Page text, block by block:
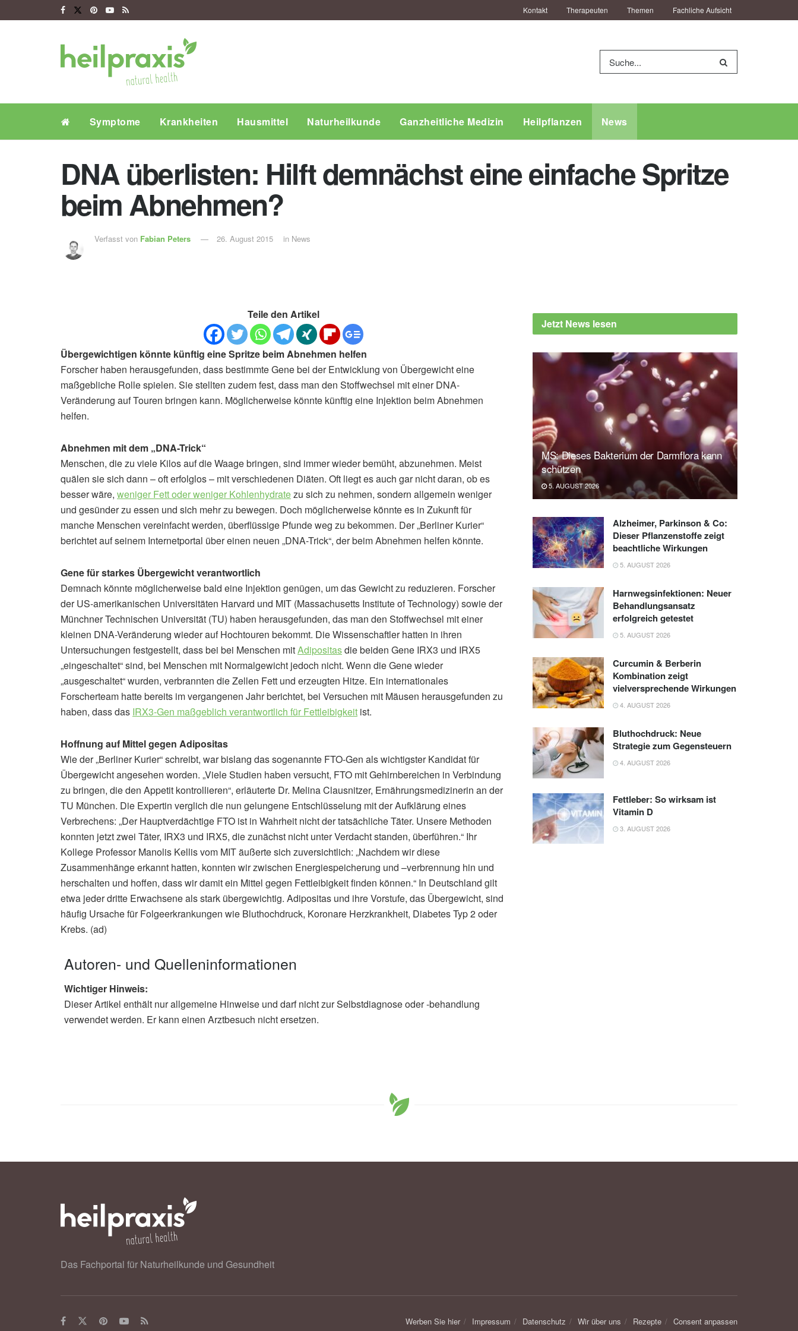
Kontakt Therapeuten Themen Fachliche Aufsicht
Symptome Krankheiten Hausmittel Naturheilkunde Ganzheitliche Medizin Heilpflanzen News
DNA überlisten: Hilft demnächst eine einfache Spritze
beim Abnehmen?
Verfasst von Fabian Peters 26. August 2015 in News
Teile den Artikel
Übergewichtigen könnte künftig eine Spritze beim Abnehmen helfen
Forscher haben herausgefunden, dass bestimmte Gene bei der Entwicklung von Übergewicht eine
maßgebliche Rolle spielen. Sie stellten zudem fest, dass man den Stoffwechsel mit einer DNA-
Veränderung auf Touren bringen kann. Möglicherweise könnte künftig eine Injektion beim Abnehmen
helfen.
Abnehmen mit dem „DNA-Trick“
Menschen, die zu viele Kilos auf die Waage bringen, sind immer wieder bemüht, abzunehmen. Meist
quälen sie sich dann – oft erfolglos – mit verschiedenen Diäten. Oft liegt es auch gar nicht daran, ob es
besser wäre, weniger Fett oder weniger Kohlenhydratezu sich zu nehmen, sondern allgemein weniger
und gesünder zu essen und sich mehr zu bewegen. Doch möglicherweise könnte es in Zukunft für
manche Menschen vereinfacht werden, überflüssige Pfunde weg zu bekommen. Der „Berliner Kurier“
berichtet auf seinem Internetportal über einen neuen „DNA-Trick“, der beim Abnehmen helfen könnte.
Gene für starkes Übergewicht verantwortlich
Demnach könnte möglicherweise bald eine Injektion genügen, um das Gewicht zu reduzieren. Forscher
der US-amerikanischen Universitäten Harvard und MIT (Massachusetts Institute of Technology) sowie der
Münchner Technischen Universität (TU) haben herausgefunden, das man den Stoffwechsel mit einer
kleinen DNA-Veränderung wieder auf Hochtouren bekommt. Die Wissenschaftler hatten in ihren
Untersuchungen festgestellt, dass bei bei Menschen mitAdipositasdie beiden Gene IRX3 und IRX5
„eingeschaltet“ sind, bei Menschen mit Normalgewicht jedoch nicht. Wenn die Gene wieder
„ausgeschaltet“ wurden, verbrannten die Zellen Fett und erzeugten Hitze. Ein internationales
Forscherteam hatte bereits im vergangenen Jahr berichtet, bei Versuchen mit Mäusen herausgefunden zu
haben, dass das IRX3-Gen maßgeblich verantwortlich für Fettleibigkeit ist.
Hoffnung auf Mittel gegen Adipositas
Wie der „Berliner Kurier“ schreibt, war bislang das sogenannte FTO-Gen als wichtigster Kandidat für
Übergewicht angesehen worden. „Viele Studien haben versucht, FTO mit Gehirnbereichen in Verbindung
zu bringen, die den Appetit kontrollieren“, erläuterte Dr. Melina Clausnitzer, Ernährungsmedizinerin an der
TU München. Die Expertin verglich die nun gelungene Entschlüsselung mit der Aufklärung eines
Verbrechens: „Der Hauptverdächtige FTO ist in Wahrheit nicht der tatsächliche Täter. Unsere Methoden
konnten jetzt zwei Täter, IRX3 und IRX5, die zunächst nicht unter Verdacht standen, überführen.“ Ihr
Kollege Professor Manolis Kellis vom MIT äußerte sich zuversichtlich: „Nachdem wir diese
Zusammenhänge erkannt hatten, konnten wir zwischen Energiespeicherung und –verbrennung hin und
herschalten und hoffen, dass wir damit ein Mittel gegen Fettleibigkeit finden können.“ In Deutschland gilt
etwa jeder dritte Erwachsene als stark übergewichtig. Adipositas und ihre Vorstufe, das Übergewicht, sind
häufig Ursache für Folgeerkrankungen wie Bluthochdruck, Koronare Herzkrankheit, Diabetes Typ 2 oder
Krebs. (ad)
Autoren- und Quelleninformationen
Wichtiger Hinweis:
Dieser Artikel enthält nur allgemeine Hinweise und darf nicht zur Selbstdiagnose oder -behandlung
verwendet werden. Er kann einen Arztbesuch nicht ersetzen.
Jetzt News lesen
MS: Dieses Bakterium der Darmflora kann
schützen
5. AUGUST 2026
Alzheimer, Parkinson & Co:
Dieser Pflanzenstoffe zeigt
beachtliche Wirkungen
5. AUGUST 2026
Harnwegsinfektionen: Neuer
Behandlungsansatz
erfolgreich getestet
5. AUGUST 2026
Curcumin & Berberin
Kombination zeigt
vielversprechende Wirkungen
4. AUGUST 2026
Bluthochdruck: Neue
Strategie zum Gegensteuern
4. AUGUST 2026
Fettleber: So wirksam ist
Vitamin D
3. AUGUST 2026
Das Fachportal für Naturheilkunde und Gesundheit
Werben Sie hier Impressum Datenschutz Wir über uns Rezepte Consent anpassen